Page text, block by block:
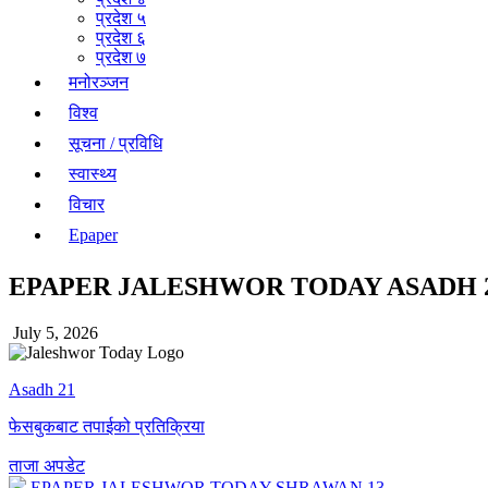
प्रदेश ५
प्रदेश ६
प्रदेश ७
मनोरञ्जन
विश्व
सूचना / प्रविधि
स्वास्थ्य
विचार
Epaper
EPAPER JALESHWOR TODAY ASADH
July 5, 2026
Asadh 21
फेसबुकबाट तपाईको प्रतिक्रिया
ताजा अपडेट